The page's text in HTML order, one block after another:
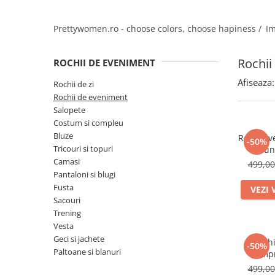
Prettywomen.ro - choose colors, choose hapiness /
ROCHII DE EVENIMENT
Rochii de zi
Rochii de eveniment
Salopete
Costum si compleu
Bluze
Tricouri si topuri
Camasi
Pantaloni si blugi
Fusta
Sacouri
Trening
Vesta
Geci si jachete
Paltoane si blanuri
Afiseaza:
-50%
Rochie
VEZI
-50%